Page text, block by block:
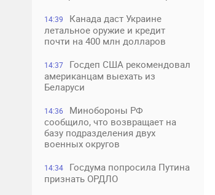
14:39
Канада даст Украине
летальное оружие и кредит
почти на 400 млн долларов
14:37
Госдеп США рекомендовал
американцам выехать из
Беларуси
14:36
Минобороны РФ
сообщило, что возвращает на
базу подразделения двух
военных округов
14:34
Госдума попросила Путина
признать ОРДЛО